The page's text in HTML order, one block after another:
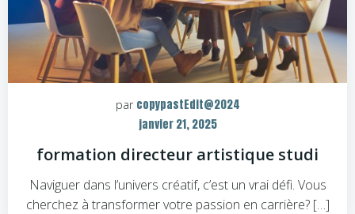
par copypastEdit@2024
janvier 21, 2025
formation directeur artistique studi
Naviguer dans l’univers créatif, c’est un vrai défi. Vous
cherchez à transformer votre passion en carrière? […]